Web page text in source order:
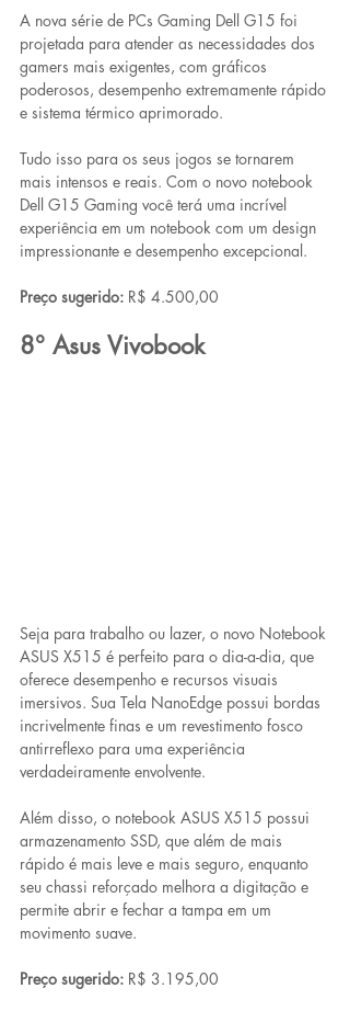
A nova série de PCs Gaming Dell G15 foi
projetada para atender as necessidades dos
gamers mais exigentes, com gráficos
poderosos, desempenho extremamente rápido
e sistema térmico aprimorado.
Tudo isso para os seus jogos se tornarem
mais intensos e reais. Com o novo notebook
Dell G15 Gaming você terá uma incrível
experiência em um notebook com um design
impressionante e desempenho excepcional.
Preço sugerido: R$ 4.500,00
8° Asus Vivobook
Seja para trabalho ou lazer, o novo Notebook
ASUS X515 é perfeito para o dia-a-dia, que
oferece desempenho e recursos visuais
imersivos. Sua Tela NanoEdge possui bordas
incrivelmente finas e um revestimento fosco
antirreflexo para uma experiência
verdadeiramente envolvente.
Além disso, o notebook ASUS X515 possui
armazenamento SSD, que além de mais
rápido é mais leve e mais seguro, enquanto
seu chassi reforçado melhora a digitação e
permite abrir e fechar a tampa em um
movimento suave.
Preço sugerido: R$ 3.195,00